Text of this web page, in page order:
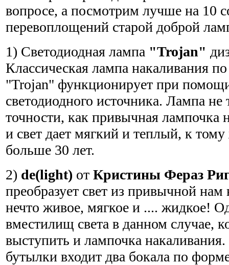
вопросе, а посмотрим лучше на 10
перевоплощений старой доброй
1) Светодиодная лампа "Trojan"
Классическая лампа накаливания
"Trojan" функционирует при
светодиодного источника. Лампа не
точности, как привычная лампочка
и свет дает мягкий и теплый, к
больше 30 лет.
2) de(light) от Кристины Фераз
преобразует свет из привычной
нечто живое, мягкое и .... жидкое!
вместилищ света в данном случае,
выступить и лампочка
бутылки входит два бокала по